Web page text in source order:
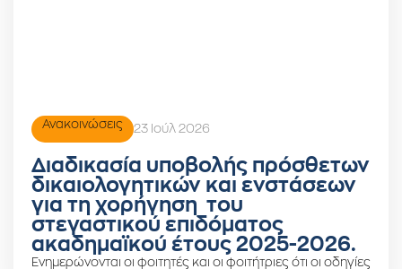
Ανακοινώσεις 23 Ιούλ 2026
Διαδικασία υποβολής πρόσθετων
δικαιολογητικών και ενστάσεων
για τη χορήγηση του
στεγαστικού επιδόματος
ακαδημαϊκού έτους 2025-2026.
Ενημερώνονται οι φοιτητές και οι φοιτήτριες ότι οι οδηγίες